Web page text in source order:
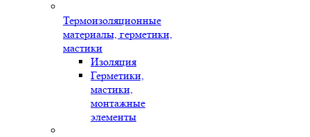
Термоизоляционные
материалы, герметики,
мастики
Изоляция
Герметики,
мастики,
монтажные
элементы